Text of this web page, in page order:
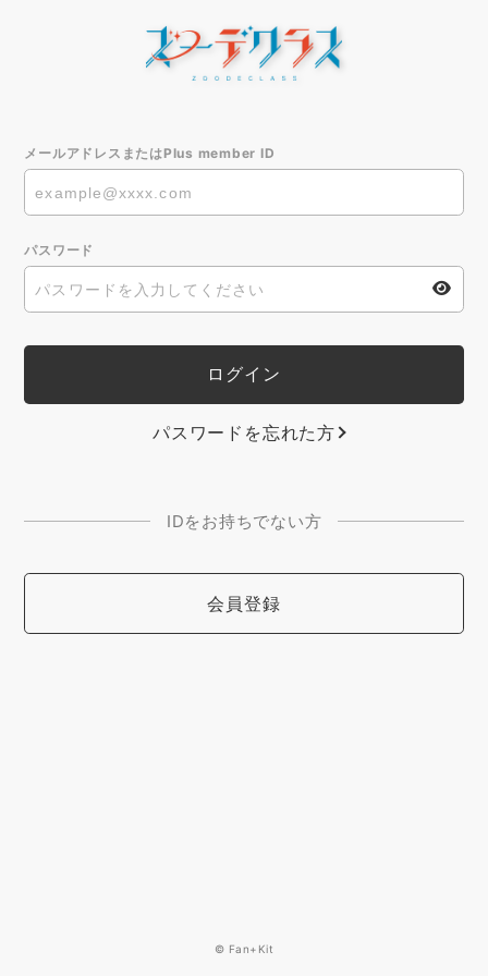
メールアドレスまたはPlus member ID
パスワード
パスワードを忘れた方
IDをお持ちでない方
会員登録
© Fan+Kit